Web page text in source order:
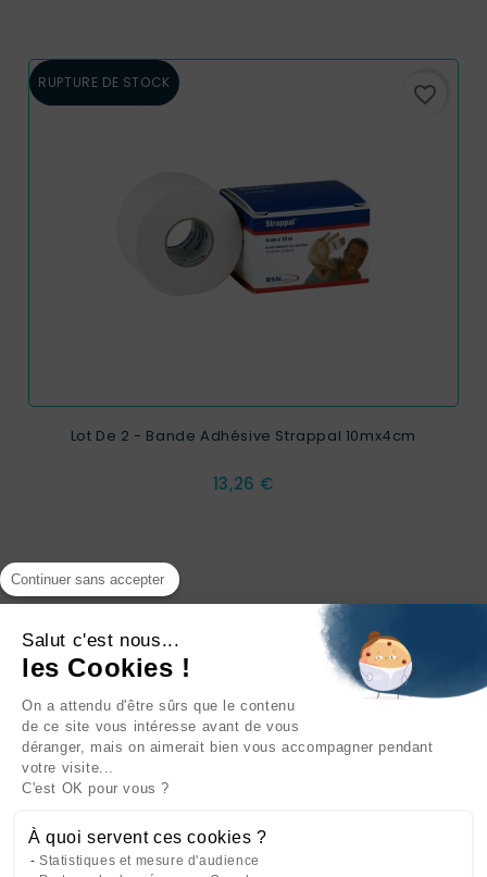
RUPTURE DE STOCK favorite_border
Lot De 2 - Bande Adhésive Strappal 10mx4cm
Prix
13,26 €
INFORMATIONS
NOTRE SOCIÉTÉ
NOS PRODUITS
CATÉGORIES
Continuer sans accepter
Salut c'est nous...
les Cookies !
On a attendu d'être sûrs que le contenu
de ce site vous intéresse avant de vous
déranger, mais on aimerait bien vous accompagner pendant
votre visite...
C'est OK pour vous ?
À quoi servent ces cookies ?
Statistiques et mesure d'audience